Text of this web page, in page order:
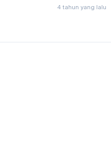
4 tahun yang lalu